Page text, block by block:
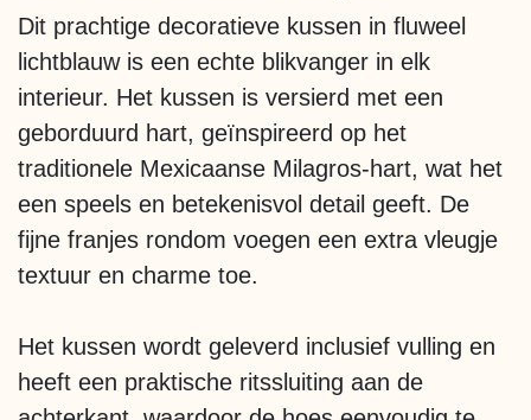
Dit prachtige decoratieve kussen in fluweel
lichtblauw is een echte blikvanger in elk
interieur. Het kussen is versierd met een
geborduurd hart, geïnspireerd op het
traditionele Mexicaanse Milagros-hart, wat het
een speels en betekenisvol detail geeft. De
fijne franjes rondom voegen een extra vleugje
textuur en charme toe.
Het kussen wordt geleverd inclusief vulling en
heeft een praktische ritssluiting aan de